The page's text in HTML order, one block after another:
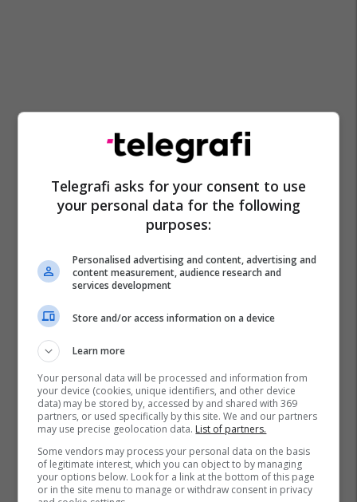
Telegrafi asks for your consent to use
your personal data for the following
purposes:
Personalised advertising and content, advertising and
content measurement, audience research and
services development
Store and/or access information on a device
Learn more
Your personal data will be processed and information from
your device (cookies, unique identifiers, and other device
data) may be stored by, accessed by and shared with 369
partners, or used specifically by this site. We and our partners
may use precise geolocation data. List of partners.
Some vendors may process your personal data on the basis
of legitimate interest, which you can object to by managing
your options below. Look for a link at the bottom of this page
or in the site menu to manage or withdraw consent in privacy